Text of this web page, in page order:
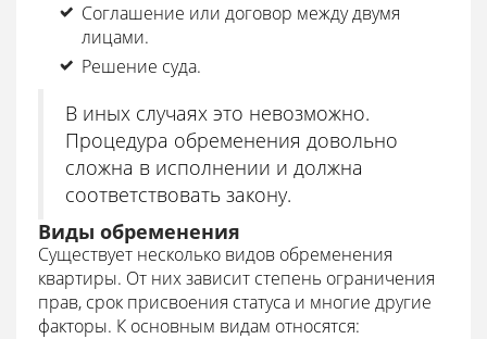
Соглашение или договор между двумя
лицами.
Решение суда.
В иных случаях это невозможно.
Процедура обременения довольно
сложна в исполнении и должна
соответствовать закону.
Виды обременения
Существует несколько видов обременения
квартиры. От них зависит степень ограничения
прав, срок присвоения статуса и многие другие
факторы. К основным видам относятся: